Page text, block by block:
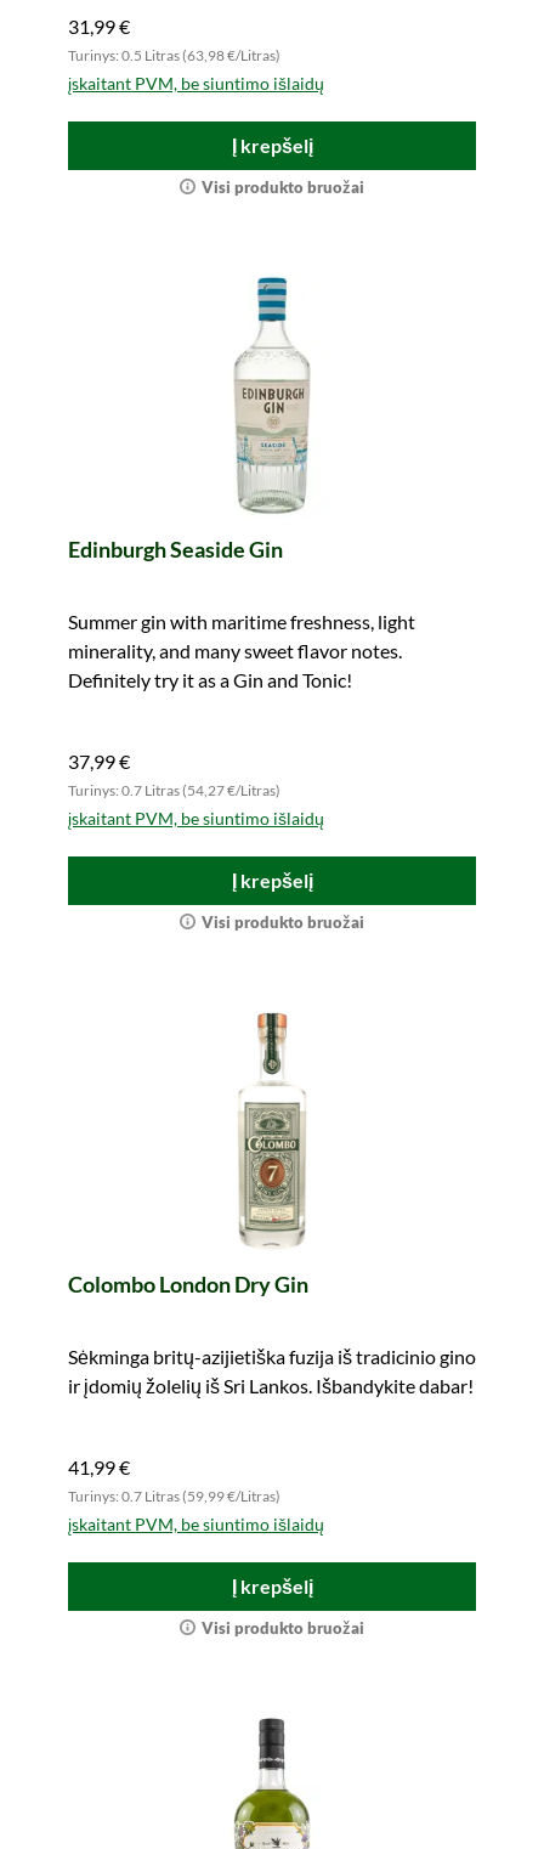
31,99 €
Turinys: 0.5 Litras (63,98 €/Litras)
įskaitant PVM, be siuntimo išlaidų
Į krepšelį
Visi produkto bruožai
Edinburgh Seaside Gin
Summer gin with maritime freshness, light
minerality, and many sweet flavor notes.
Definitely try it as a Gin and Tonic!
37,99 €
Turinys: 0.7 Litras (54,27 €/Litras)
įskaitant PVM, be siuntimo išlaidų
Į krepšelį
Visi produkto bruožai
Colombo London Dry Gin
Sėkminga britų-azijietiška fuzija iš tradicinio gino
ir įdomių žolelių iš Sri Lankos. Išbandykite dabar!
41,99 €
Turinys: 0.7 Litras (59,99 €/Litras)
įskaitant PVM, be siuntimo išlaidų
Į krepšelį
Visi produkto bruožai